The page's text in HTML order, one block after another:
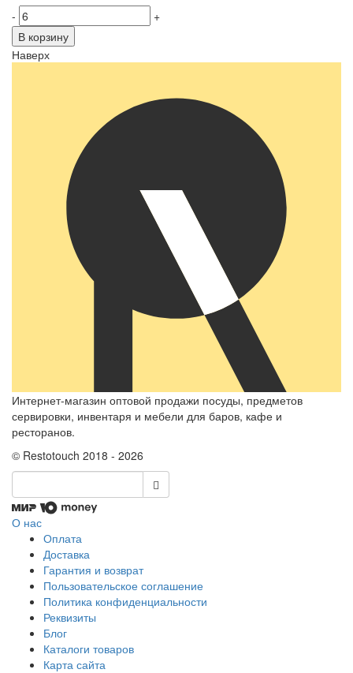
-
+
В корзину
Наверх
Интернет-магазин оптовой продажи посуды, предметов
сервировки, инвентаря и мебели для баров, кафе и
ресторанов.
© Restotouch 2018 - 2026
О нас
Оплата
Доставка
Гарантия и возврат
Пользовательское соглашение
Политика конфиденциальности
Реквизиты
Блог
Каталоги товаров
Карта сайта